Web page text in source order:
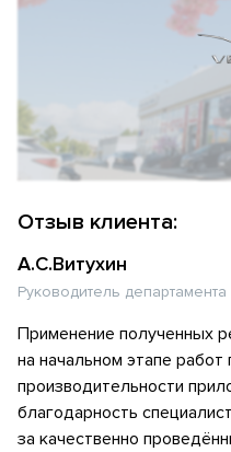
Отзыв клиента:
А.С.Витухин
Руководитель
Применение полученных
на начальном этапе
производительности
благодарность
за качественно